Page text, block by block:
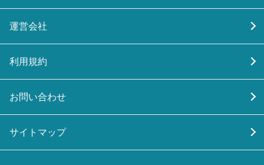
運営会社
利用規約
お問い合わせ
サイトマップ